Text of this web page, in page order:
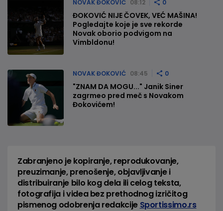
NOVAK ĐOKOVIĆ 08:12 0
ĐOKOVIĆ NIJE ČOVEK, VEĆ MAŠINA!
Pogledajte koje je sve rekorde
Novak oborio podvigom na
Vimbldonu!
NOVAK ĐOKOVIĆ 08:45 0
"ZNAM DA MOGU..." Janik Siner
zagrmeo pred meč s Novakom
Đokovićem!
Zabranjeno je kopiranje, reprodukovanje,
preuzimanje, prenošenje, objavljivanje i
distribuiranje bilo kog dela ili celog teksta,
fotografija i videa bez prethodnog izričitog
pismenog odobrenja redakcije Sportissimo.rs